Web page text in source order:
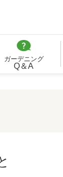
ガーデニング
Q＆A